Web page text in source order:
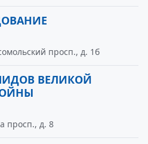
просп., д. 1б
ВЕЛИКОЙ
просп., д. 8